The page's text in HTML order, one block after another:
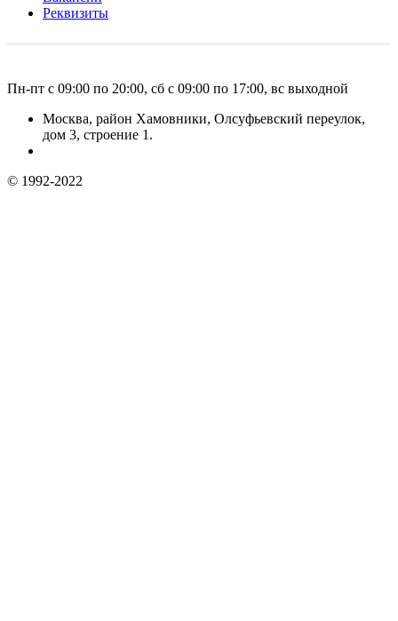
Реквизиты
Пн-пт с 09:00 по 20:00, сб с 09:00 по 17:00, вс выходной
Москва, район Хамовники, Олсуфьевский переулок,
дом 3, строение 1.
© 1992-2022